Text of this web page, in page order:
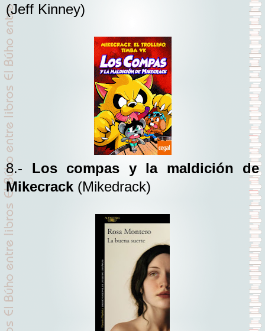
(Jeff Kinney)
8.- Los compas y la maldición de
Mikecrack (Mikedrack)